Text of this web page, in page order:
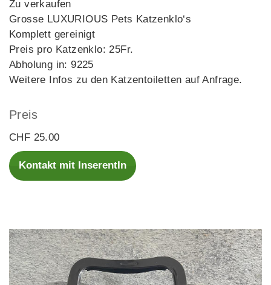
Zu verkaufen
Grosse LUXURIOUS Pets Katzenklo‘s
Komplett gereinigt
Preis pro Katzenklo: 25Fr.
Abholung in: 9225
Weitere Infos zu den Katzentoiletten auf Anfrage.
Preis
CHF 25.00
Kontakt mit InserentIn